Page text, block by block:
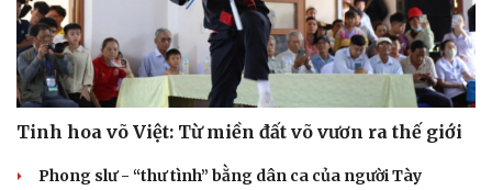
Tinh hoa võ Việt: Từ miền đất võ vươn ra thế giới
Phong slư - “thư tình” bằng dân ca của người Tày